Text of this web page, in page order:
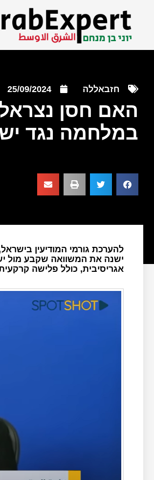
חזבאללה 25/09/2024
האם חסן
במלחמה נגד
להערכת גורמי המודיעין
ישנה את המשוואה שקבע מול
אגריסיבית, כולל פלישה